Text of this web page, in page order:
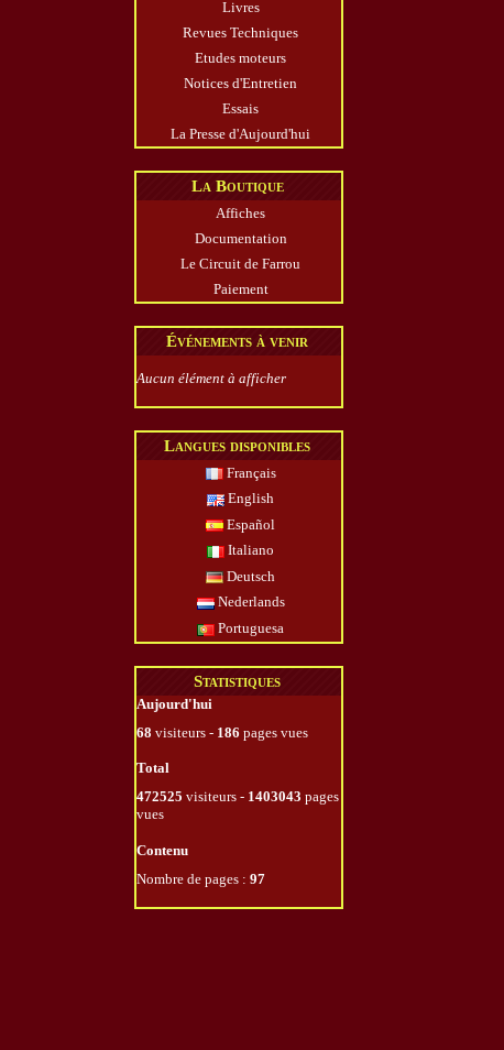
Livres
Revues Techniques
Etudes moteurs
Notices d'Entretien
Essais
La Presse d'Aujourd'hui
La Boutique
Affiches
Documentation
Le Circuit de Farrou
Paiement
Événements à venir
Aucun élément à afficher
Langues disponibles
Français
English
Español
Italiano
Deutsch
Nederlands
Portuguesa
Statistiques
Aujourd'hui
68 visiteurs - 186 pages vues
Total
472525 visiteurs - 1403043 pages
vues
Contenu
Nombre de pages : 97